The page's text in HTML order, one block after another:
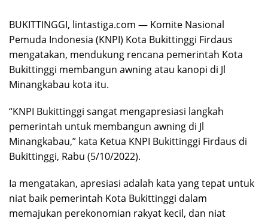
BUKITTINGGI, lintastiga.com — Komite Nasional
Pemuda Indonesia (KNPI) Kota Bukittinggi Firdaus
mengatakan, mendukung rencana pemerintah Kota
Bukittinggi membangun awning atau kanopi di Jl
Minangkabau kota itu.
“KNPI Bukittinggi sangat mengapresiasi langkah
pemerintah untuk membangun awning di Jl
Minangkabau,” kata Ketua KNPI Bukittinggi Firdaus di
Bukittinggi, Rabu (5/10/2022).
Ia mengatakan, apresiasi adalah kata yang tepat untuk
niat baik pemerintah Kota Bukittinggi dalam
memajukan perekonomian rakyat kecil, dan niat